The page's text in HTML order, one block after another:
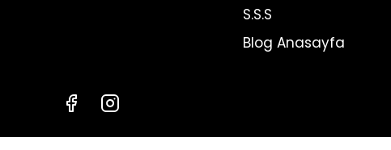
S.S.S
Blog Anasayfa